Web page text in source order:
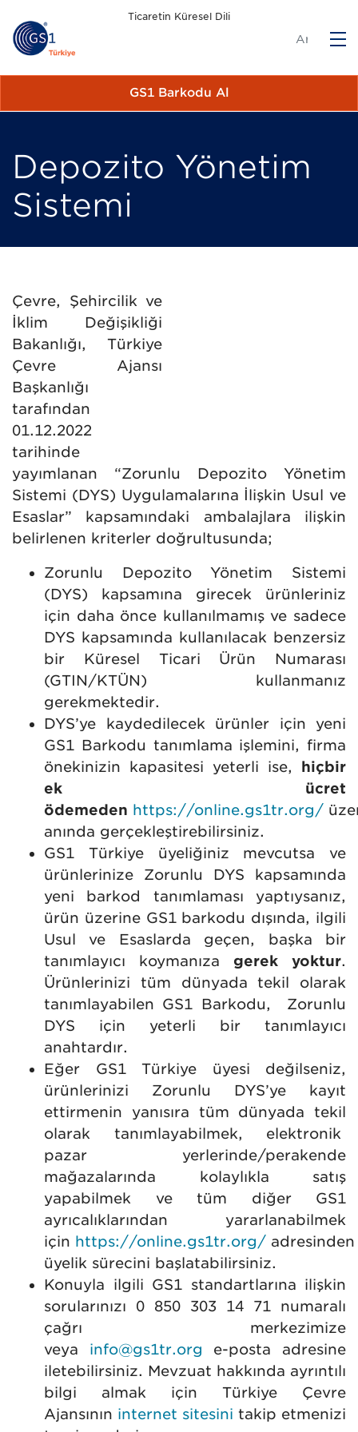
Ticaretin Küresel Dili
GS1 Barkodu Al
Depozito Yönetim
Sistemi
Çevre, Şehircilik ve
İklim Değişikliği
Bakanlığı, Türkiye
Çevre Ajansı
Başkanlığı
tarafından
01.12.2022
tarihinde
yayımlanan “Zorunlu Depozito Yönetim
Sistemi (DYS) Uygulamalarına İlişkin Usul ve
Esaslar” kapsamındaki ambalajlara ilişkin
belirlenen kriterler doğrultusunda;
Zorunlu Depozito Yönetim Sistemi
(DYS) kapsamına girecek ürünleriniz
için daha önce kullanılmamış ve sadece
DYS kapsamında kullanılacak benzersiz
bir Küresel Ticari Ürün Numarası
(GTIN/KTÜN) kullanmanız
gerekmektedir.
DYS’ye kaydedilecek ürünler için yeni
GS1 Barkodu tanımlama işlemini, firma
önekinizin kapasitesi yeterli ise, hiçbir
ek ücret
ödemeden https://online.gs1tr.org/
anında gerçekleştirebilirsiniz.
GS1 Türkiye üyeliğiniz mevcutsa ve
ürünlerinize Zorunlu DYS kapsamında
yeni barkod tanımlaması yaptıysanız,
ürün üzerine GS1 barkodu dışında, ilgili
Usul ve Esaslarda geçen, başka bir
tanımlayıcı koymanıza gerek yoktur.
Ürünlerinizi tüm dünyada tekil olarak
tanımlayabilen GS1 Barkodu, Zorunlu
DYS için yeterli bir tanımlayıcı
anahtardır.
Eğer GS1 Türkiye üyesi değilseniz,
ürünlerinizi Zorunlu DYS’ye kayıt
ettirmenin yanısıra tüm dünyada tekil
olarak tanımlayabilmek, elektronik
pazar yerlerinde/perakende
mağazalarında kolaylıkla satış
yapabilmek ve tüm diğer GS1
ayrıcalıklarından yararlanabilmek
için https://online.gs1tr.org/ adresinden
üyelik sürecini başlatabilirsiniz.
Konuyla ilgili GS1 standartlarına ilişkin
sorularınızı 0 850 303 14 71 numaralı
çağrı merkezimize
veya info@gs1tr.org e-posta adresine
iletebilirsiniz. Mevzuat hakkında ayrıntılı
bilgi almak için Türkiye Çevre
Ajansının internet sitesini takip etmenizi